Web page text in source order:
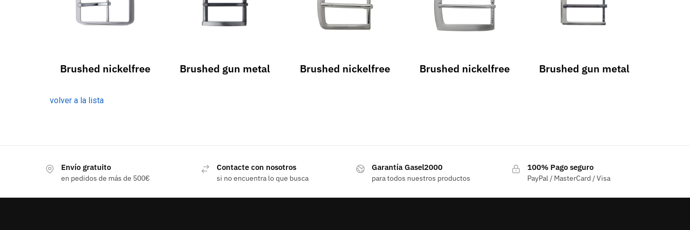
Brushed nickelfree Brushed gun metal Brushed nickelfree Brushed nickelfree Brushed gun metal
volver a la lista
Envío gratuito
en pedidos de más de 500€
Contacte con nosotros
si no encuentra lo que busca
Garantía Gasel2000
para todos nuestros productos
100% Pago seguro
PayPal / MasterCard / Visa